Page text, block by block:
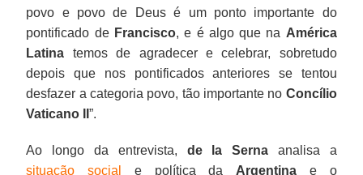
povo e povo de Deus é um ponto importante do
pontificado de Francisco, e é algo que na América
Latina temos de agradecer e celebrar, sobretudo
depois que nos pontificados anteriores se tentou
desfazer a categoria povo, tão importante no Concílio
Vaticano II”.
Ao longo da entrevista, de la Serna analisa a
situação social
e política da Argentina e o